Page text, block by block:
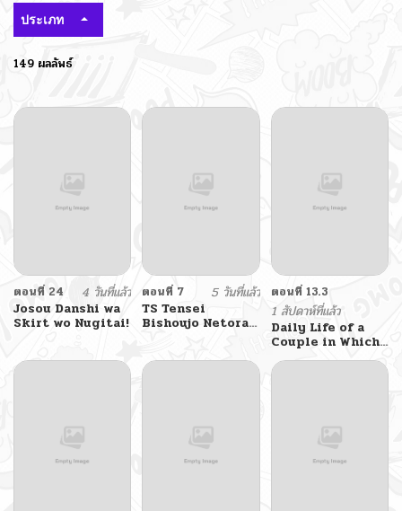
ประเภท
149 ผลลัพธ์
ตอนที่ 24
4 วันที่แล้ว
Josou Danshi wa
Skirt wo Nugitai!
ตอนที่ 7
5 วันที่แล้ว
TS Tensei
Bishoujo Netora
ตอนที่ 13.3
1 สัปดาห์ที่แล้ว
Daily Life of a
Couple in Which
the Boyfriend
Became a Girl